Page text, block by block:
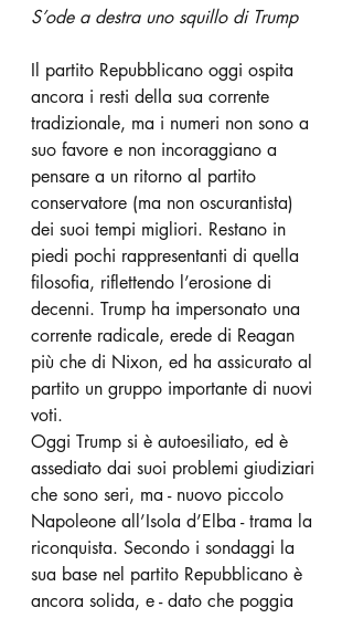
S’ode a destra uno squillo di Trump
Il partito Repubblicano oggi ospita
ancora i resti della sua corrente
tradizionale, ma i numeri non sono a
suo favore e non incoraggiano a
pensare a un ritorno al partito
conservatore (ma non oscurantista)
dei suoi tempi migliori. Restano in
piedi pochi rappresentanti di quella
filosofia, riflettendo l’erosione di
decenni. Trump ha impersonato una
corrente radicale, erede di Reagan
più che di Nixon, ed ha assicurato al
partito un gruppo importante di nuovi
voti.
Oggi Trump si è autoesiliato, ed è
assediato dai suoi problemi giudiziari
che sono seri, ma - nuovo piccolo
Napoleone all’Isola d’Elba - trama la
riconquista. Secondo i sondaggi la
sua base nel partito Repubblicano è
ancora solida, e - dato che poggia